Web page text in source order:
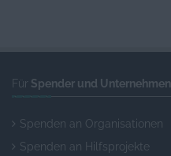
Für Spender und Unternehmen
Spenden an Organisationen
Spenden an Hilfsprojekte